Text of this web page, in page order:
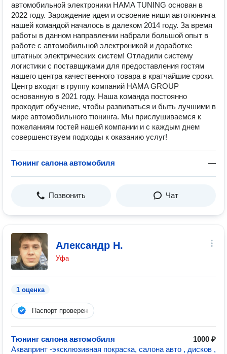
автомобильной электроники HAMA TUNING основан в
2022 году. Зарождение идеи и освоение ниши автотюнинга
нашей командой началось в далеком 2014 году. За время
работы в данном направлении набрали большой опыт в
работе с автомобильной электроникой и доработке
штатных электрических систем! Отладили систему
логистики с поставщиками для предоставления гостям
нашего центра качественного товара в кратчайшие сроки.
Центр входит в группу компаний HAMA GROUP
основанную в 2021 году. Наша команда постоянно
проходит обучение, чтобы развиваться и быть лучшими в
мире автомобильного тюнинга. Мы прислушиваемся к
пожеланиям гостей нашей компании и с каждым днем
совершенствуем подходы к оказанию услуг!
Тюнинг салона автомобиля —
Позвонить Чат
Александр Н.
Уфа
1 оценка
Паспорт проверен
Тюнинг салона автомобиля
1000 ₽
Аквапринт -эксклюзивная покраска, салона авто , дисков ,